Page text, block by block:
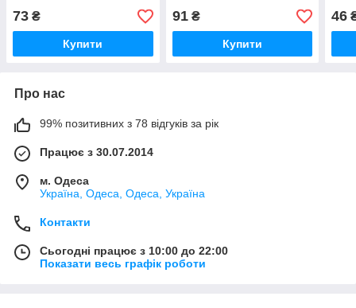
73 ₴
Купити
91₴
Купити
46
Про нас
99% позитивних з 78 відгуків за рік
Працює з 30.07.2014
м. Одеса
Україна, Одеса, Одеса, Україна
Контакти
Сьогодні працює з 10:00 до 22:00
Показати весь графік роботи